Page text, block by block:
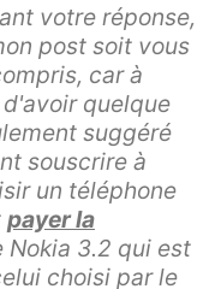
votre réponse,
post soit vous
car à
quelque
suggéré
souscrire à
un téléphone
payer la
Nokia 3.2 qui est
choisi par le